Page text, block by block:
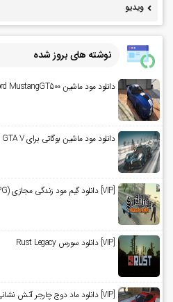
ویدیو
نوشته های بروز شده
دانلود مود ماشین Ford MustangGT500 برای فایوام + GTA V
دانلود مود ماشین بوگاتی برای GTA V + فایوام
[VIP] دانلود گیم مود زندگی مجازی (RPG) سمپ
[VIP] دانلود سورس Rust Legacy
[VIP] دانلود ماد دوج چارجر آتش نشانی برای فایوام